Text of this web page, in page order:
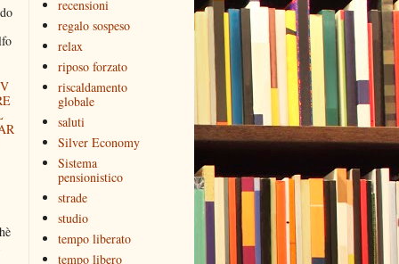
recensioni
regalo sospeso
relax
riposo forzato
riscaldamento
globale
saluti
Silver Economy
Sistema
pensionistico
strade
studio
tempo liberato
tempo libero